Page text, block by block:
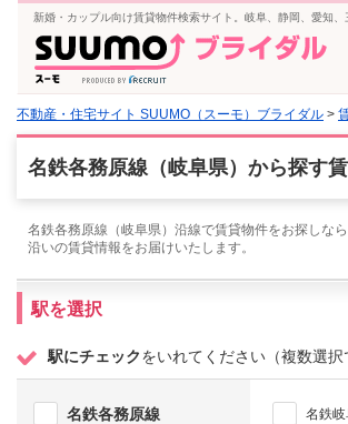
新婚・カップル向け賃貸物件検索サイト。岐阜、静岡、愛知
不動産・住宅サイト SUUMO（スーモ）ブライダル >
名鉄各務原線（岐阜県）から探す
名鉄各務原線（岐阜県）沿線で賃貸物件をお探しな
沿いの賃貸情報をお届けいたします。
駅を選択
駅にチェックをいれてください（複数選択
名鉄各務原線 名鉄